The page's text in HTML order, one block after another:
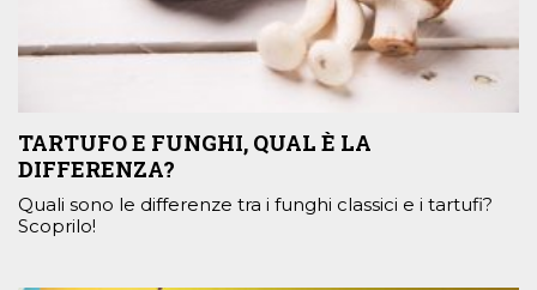
TARTUFO E FUNGHI, QUAL È LA
DIFFERENZA?
Quali sono le differenze tra i funghi classici e i tartufi?
Scoprilo!